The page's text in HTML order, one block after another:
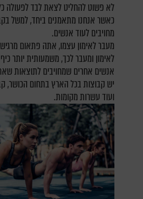
לא פשוט להחליט לצאת לבד לפעולה
כאשר אנחנו מתאמנים ביחד, למשל
מחויבים לעוד אנשים.
מעבר לאימון עצמו, אתה פתאום
לאימון ומעבר לכך, משמעותית יותר
אנשים אחרים שמחויבים לתוצאות
יש קבוצות בכל הארץ בתחום הכושר,
ועוד עשרות מקומות.